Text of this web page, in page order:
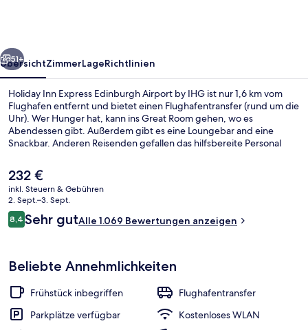
IHG
Weiter
51+
ÜbersichtZimmerLageRichtlinien
Holiday Inn Express Edinburgh Airport by IHG ist nur 1,6 km vom
Flughafen entfernt und bietet einen Flughafentransfer (rund um die
Uhr). Wer Hunger hat, kann ins Great Room gehen, wo es
Abendessen gibt. Außerdem gibt es eine Loungebar and eine
Snackbar. Anderen Reisenden gefallen das hilfsbereite Personal
Der
aktuelle
Preis
beträgt
232 €.
232 €
inkl. Steuern & Gebühren
2. Sept.–3. Sept.
Bewertungen
8,48,4 von 10.
Sehr gutAlle 1.069 Bewertungen anzeigen
Beliebte Annehmlichkeiten
Frühstück inbegriffen
Flughafentransfer
Parkplätze verfügbar
Kostenloses WLAN